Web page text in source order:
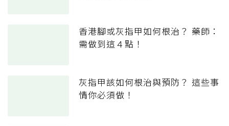
香港腳或灰指甲如何根治？ 藥師：
需做到這４點！
灰指甲該如何根治與預防？ 這些事
情你必須做！